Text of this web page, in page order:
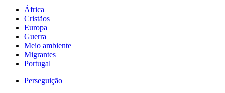
África
Cristãos
Europa
Guerra
Meio ambiente
Migrantes
Portugal
Perseguição